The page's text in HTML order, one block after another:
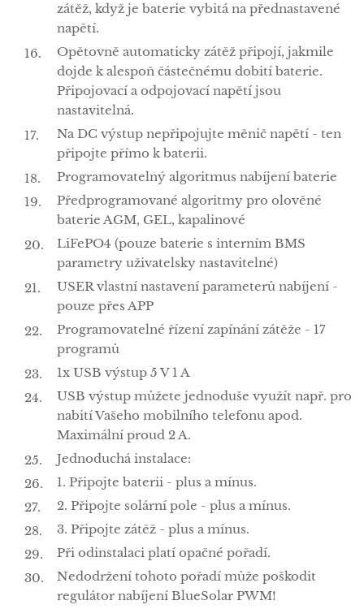
zátěž, když je baterie vybitá na přednastavené
napětí.
Opětovně automaticky zátěž připojí, jakmile
dojde k alespoň částečnému dobití baterie.
Připojovací a odpojovací napětí jsou
nastavitelná.
Na DC výstup nepřipojujte měnič napětí - ten
připojte přímo k baterii.
Programovatelný algoritmus nabíjení baterie
Předprogramované algoritmy pro olověné
baterie AGM, GEL, kapalinové
LiFePO4 (pouze baterie s interním BMS
parametry uživatelsky nastavitelné)
USER vlastní nastavení parameterů nabíjení -
pouze přes APP
Programovatelné řízení zapínání zátěže - 17
programů
1x USB výstup 5 V 1 A
USB výstup můžete jednoduše využít např. pro
nabití Vašeho mobilního telefonu apod.
Maximální proud 2 A.
Jednoduchá instalace:
1. Připojte baterii - plus a mínus.
2. Připojte solární pole - plus a mínus.
3. Připojte zátěž - plus a mínus.
Při odinstalaci platí opačné pořadí.
Nedodržení tohoto pořadí může poškodit
regulátor nabíjení BlueSolar PWM!